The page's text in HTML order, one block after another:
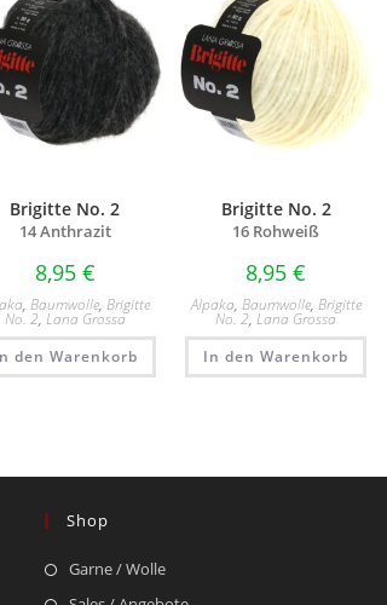
Brigitte No. 2
14 Anthrazit
8,95 €
,Baumwolle,Brigitte
No. 2, Lana Grossa
den Warenkorb
Brigitte No. 2
16 Rohweiß
8,95€
Alpaka, Baumwolle, Brigitte
No. 2,Lana Grossa
In den Warenkorb
Shop
Garne / Wolle